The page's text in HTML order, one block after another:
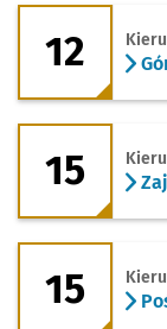
12 -
12
15 -
15
15 -
15